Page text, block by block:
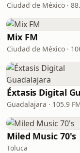
Ciudad de México ·
Mix FM
Ciudad de México ·
Guadalajara · 105.9
Miled Music 70's
Toluca